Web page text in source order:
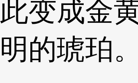
此变成金
明的琥珀。